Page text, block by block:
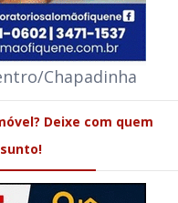
Chapadinha
Deixe com quem